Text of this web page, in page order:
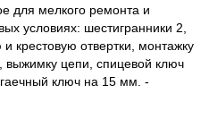
для мелкого ремонта и
условиях: шестигранники 2,
крестовую отвертки, монтажку
выжимку цепи, спицевой ключ
ключ на 15 мм. -